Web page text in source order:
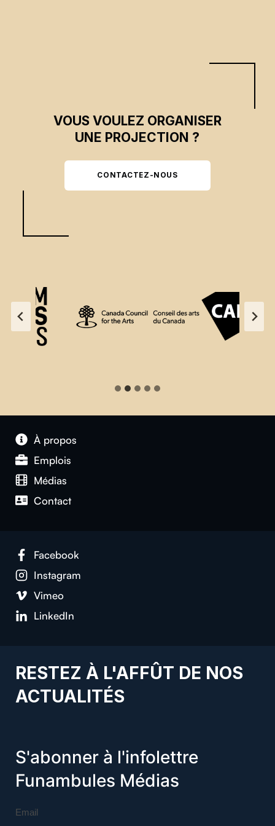
VOUS VOULEZ ORGANISER
UNE PROJECTION ?
CONTACTEZ-NOUS
À propos
Emplois
Médias
Contact
Facebook
Instagram
Vimeo
LinkedIn
RESTEZ À L'AFFÛT DE NOS
ACTUALITÉS
S'abonner à l'infolettre
Funambules Médias
Email